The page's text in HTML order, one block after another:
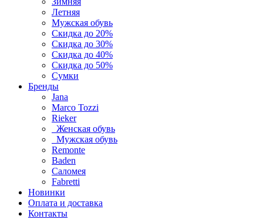
Летняя
Мужская обувь
Скидка до 20%
Скидка до 30%
Скидка до 40%
Скидка до 50%
Сумки
Бренды
Jana
Marco Tozzi
Rieker
Женская обувь
Мужская обувь
Remonte
Baden
Саломея
Fabretti
Новинки
Оплата и доставка
Контакты